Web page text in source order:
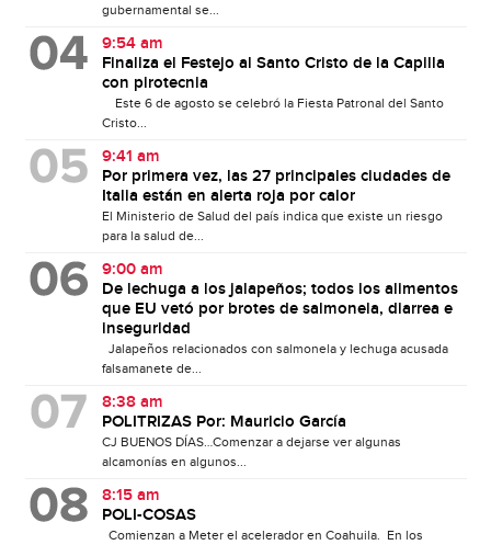
gubernamental se...
9:54 am
Finaliza el Festejo al Santo Cristo de la Capilla
con pirotecnia
Este 6 de agosto se celebró la Fiesta Patronal del Santo
Cristo...
9:41 am
Por primera vez, las 27 principales ciudades de
Italia están en alerta roja por calor
El Ministerio de Salud del país indica que existe un riesgo
para la salud de...
9:00 am
De lechuga a los jalapeños; todos los alimentos
que EU vetó por brotes de salmonela, diarrea e
inseguridad
Jalapeños relacionados con salmonela y lechuga acusada
falsamanete de...
8:38 am
POLITRIZAS Por: Mauricio García
CJ BUENOS DÍAS…Comenzar a dejarse ver algunas
alcamonías en algunos...
8:15 am
POLI-COSAS
Comienzan a Meter el acelerador en Coahuila. En los